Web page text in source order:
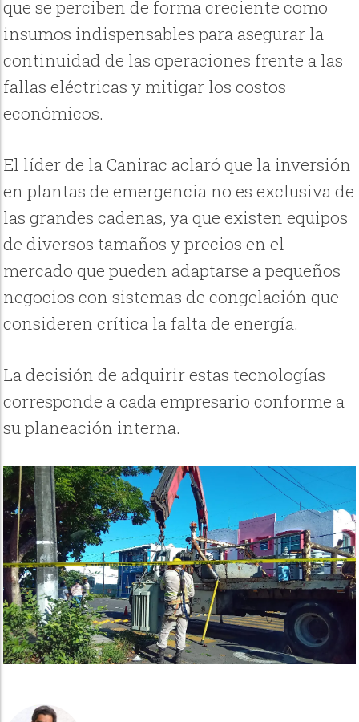
que se perciben de forma creciente como
insumos indispensables para asegurar la
continuidad de las operaciones frente a las
fallas eléctricas y mitigar los costos
económicos.
El líder de la Canirac aclaró que la inversión
en plantas de emergencia no es exclusiva de
las grandes cadenas, ya que existen equipos
de diversos tamaños y precios en el
mercado que pueden adaptarse a pequeños
negocios con sistemas de congelación que
consideren crítica la falta de energía.
La decisión de adquirir estas tecnologías
corresponde a cada empresario conforme a
su planeación interna.